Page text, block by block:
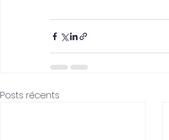
Posts récents